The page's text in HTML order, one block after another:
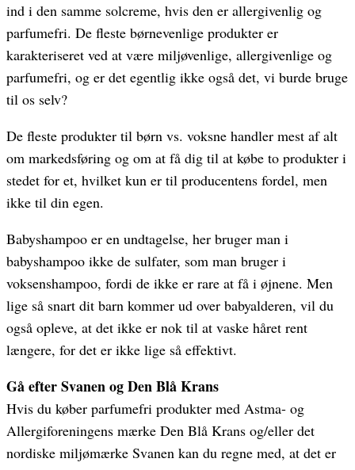
ind i den samme solcreme, hvis den er allergivenlig og
parfumefri. De fleste børnevenlige produkter er
karakteriseret ved at være miljøvenlige, allergivenlige og
parfumefri, og er det egentlig ikke også det, vi burde bruge
til os selv?
De fleste produkter til børn vs. voksne handler mest af alt
om markedsføring og om at få dig til at købe to produkter i
stedet for et, hvilket kun er til producentens fordel, men
ikke til din egen.
Babyshampoo er en undtagelse, her bruger man i
babyshampoo ikke de sulfater, som man bruger i
voksenshampoo, fordi de ikke er rare at få i øjnene. Men
lige så snart dit barn kommer ud over babyalderen, vil du
også opleve, at det ikke er nok til at vaske håret rent
længere, for det er ikke lige så effektivt.
Gå efter Svanen og Den Blå Krans
Hvis du køber parfumefri produkter med Astma- og
Allergiforeningens mærke Den Blå Krans og/eller det
nordiske miljømærke Svanen kan du regne med, at det er